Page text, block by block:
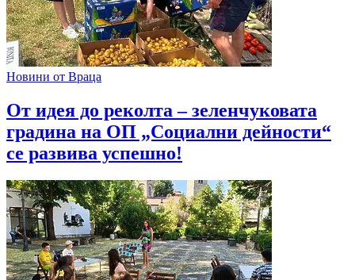
Новини от Враца
От идея до реколта – зеленчуковата
градина на ОП „Социални дейности“
се развива успешно!